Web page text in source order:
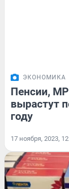
ЭКОНОМИКА
Пенсии,
вырастут
году
17 ноября, 2023,